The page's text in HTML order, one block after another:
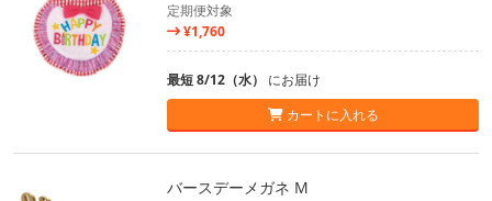
定期便対象
¥1,760
最短 8/12（水） にお届け
カートに入れる
バースデーメガネ M